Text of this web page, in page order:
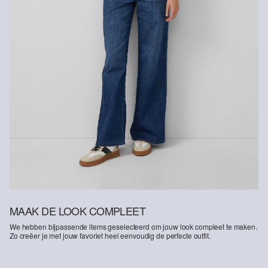
MAAK DE LOOK COMPLEET
We hebben bijpassende items geselecteerd om jouw look compleet te maken.
Zo creëer je met jouw favoriet heel eenvoudig de perfecte outfit.